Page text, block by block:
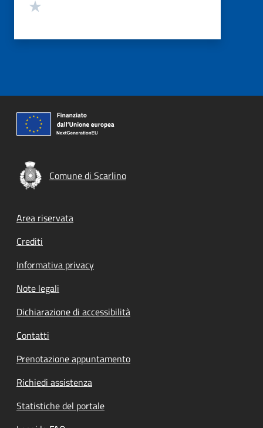
Comune di Scarlino
Footer menu
Area riservata
Crediti
Informativa privacy
Note legali
Dichiarazione di accessibilità
Contatti
Prenotazione appuntamento
Richiedi assistenza
Statistiche del portale